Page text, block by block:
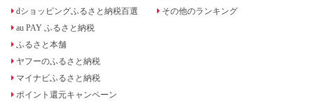
dショッピングふるさと納税百選
au PAY ふるさと納税
ふるさと本舗
ヤフーのふるさと納税
マイナビふるさと納税
ポイント還元キャンペーン
その他のランキング